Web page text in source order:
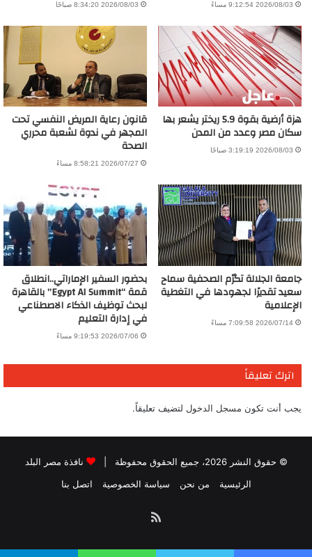
2026/08/03 9:12:54 مساءً 2026/08/03 8:34:20 صباحًا
هزة أرضية بقوة 5.9 ريختر يشعر بها
سكان مصر وعدد من المدن
2026/08/03 3:19:19 صباحًا
قانون رعاية المريض النفسي تحت
المجهر في ندوة لشعبة محرري
الصحة
2026/07/27 8:58:21 مساءً
جامعة الجلالة تكرّم الصحفية سماح
سعيد تقديرًا لجهودها في التغطية
الإعلامية
2026/07/14 7:09:58 مساءً
بحضور السفير الإماراتي..انطلاق
قمة “Egypt AI Summit” بالقاهرة
لبحث توظيف الذكاء الاصطناعي
في إدارة التعليم
2026/07/06 9:19:53 مساءً
اترك تعليقاً
يجب أنت تكون مسجل الدخول لتضيف تعليقاً.
© حقوق النشر 2026، جميع الحقوق محفوظة |
نافذة مصر البلد
الرئيسية
من نحن سياسة الخصوصية اتصل بنا
ملخص
الموقع